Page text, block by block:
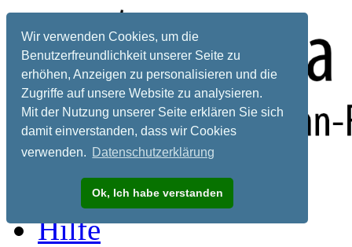
Wir verwenden Cookies, um die
Benutzerfreundlichkeit unserer Seite zu
erhöhen, Anzeigen zu personalisieren und die
Zugriffe auf unsere Website zu analysieren.
Mit der Nutzung unserer Seite erklären Sie sich
damit einverstanden, dass wir Cookies
verwenden. Datenschutzerklärung
Ok, Ich habe verstanden
Registrieren
Hilfe